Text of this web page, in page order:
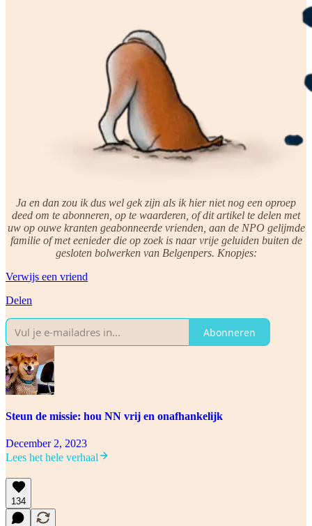
Ja en dan zou ik dus wel gek zijn als ik hier niet nog een oproep
deed om te abonneren, op te waarderen, of dit artikel te delen met
uw op ouwe kranten geabonneerde vrienden, aan de NPO gelijmde
familie of met eenieder die op zoek is naar vrije geluiden buiten de
gesloten bolwerken van Belgenpers. Knopjes:
Verwijs een vriend
Delen
Abonneren
Steun de missie: hou NN vrij en onafhankelijk
December 2, 2023
Lees het hele verhaal
134